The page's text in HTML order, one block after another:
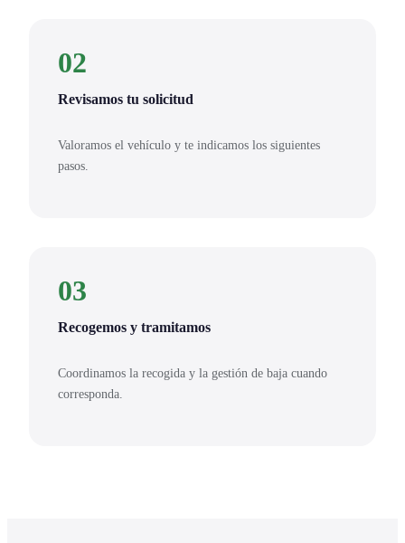
02
Revisamos tu solicitud
Valoramos el vehículo y te indicamos los siguientes
pasos.
03
Recogemos y tramitamos
Coordinamos la recogida y la gestión de baja cuando
corresponda.